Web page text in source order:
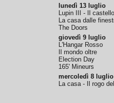
lunedì 13 luglio
Lupin III - Il
La casa dalle
The Doors
giovedì 9 luglio
L'Hangar Rosso
Il mondo oltre
Election Day
165' Mineurs
mercoledì 8 luglio
La casa - Il rogo